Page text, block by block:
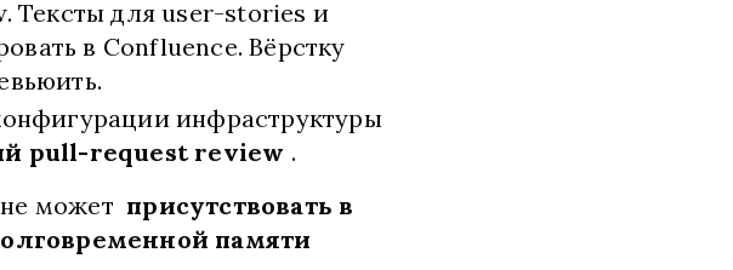
Тексты для user-stories и
в Confluence. Вёрстку
инфраструктуры
pull-request review .
не может присутствовать в
памяти